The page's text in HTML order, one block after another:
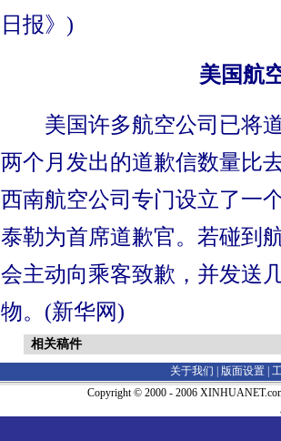
日报》)
美国航
美国许多航空公司已将道
两个月发出的道歉信数量比
西南航空公司专门设立了一
泰勒为首席道歉官。若碰到
会主动向乘客致歉，并发送
物。(新华网)
相关稿件
关于我们 | 版面设置
Copyright © 2000 - 2006